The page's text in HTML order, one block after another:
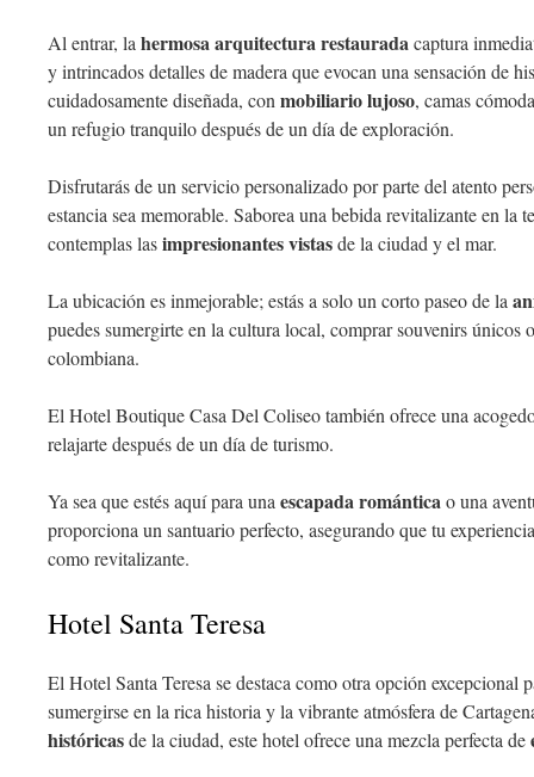
Al entrar, la hermosa arquitectura restauradacaptura
y intrincados detalles de madera que evocan una sensación de
cuidadosamente diseñada, con mobiliario lujoso, camas
un refugio tranquilo después de un día de exploración.
Disfrutarás de un servicio personalizado por parte del atento
estancia sea memorable. Saborea una bebida revitalizante en la
contemplas lasimpresionantes vistasde la ciudad y el mar.
La ubicación es inmejorable; estás a solo un corto paseo de la
puedes sumergirte en la cultura local, comprar souvenirs únicos
colombiana.
El Hotel Boutique Casa Del Coliseo también ofrece una
relajarte después de un día de turismo.
Ya sea que estés aquí para una escapada románticao una
proporciona un santuario perfecto, asegurando que tu
como revitalizante.
Hotel Santa Teresa
El Hotel Santa Teresa se destaca como otra opción excepcional
sumergirse en la rica historia y la vibrante atmósfera de
históricasde la ciudad, este hotel ofrece una mezcla perfecta de